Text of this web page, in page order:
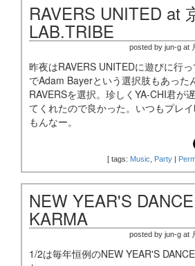
RAVERS UNITED at
LAB.TRIBE
posted by jun-g at
昨夜はRAVERS UNITEDに遊びに行
でAdam Bayerという選択肢もあった
RAVERSを選択。珍しくYA-CHI君が
てくれたので良かった。いつもプレ
もんなー。
[ tags: Music Party |
NEW YEAR'S
KARMA
posted by jun-g at
1/2は毎年恒例のNEW YEAR'S